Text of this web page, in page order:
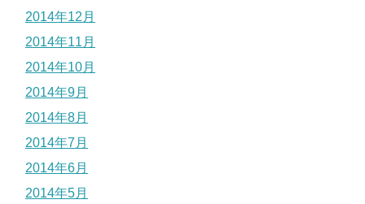
2014年12月
2014年11月
2014年10月
2014年9月
2014年8月
2014年7月
2014年6月
2014年5月